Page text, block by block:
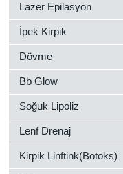
Lazer Epilasyon
İpek Kirpik
Dövme
Bb Glow
Soğuk Lipoliz
Lenf Drenaj
Kirpik Linftink(Botoks)